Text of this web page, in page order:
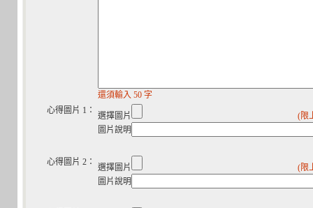
還須輸入 50 字
心得圖片 1：
選擇圖片
(限
圖片說明
心得圖片 2：
選擇圖片
(限
圖片說明